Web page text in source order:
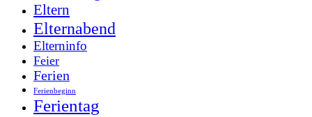
Eltern
Elternabend
Elterninfo
Feier
Ferien
Ferienbeginn
Ferientag